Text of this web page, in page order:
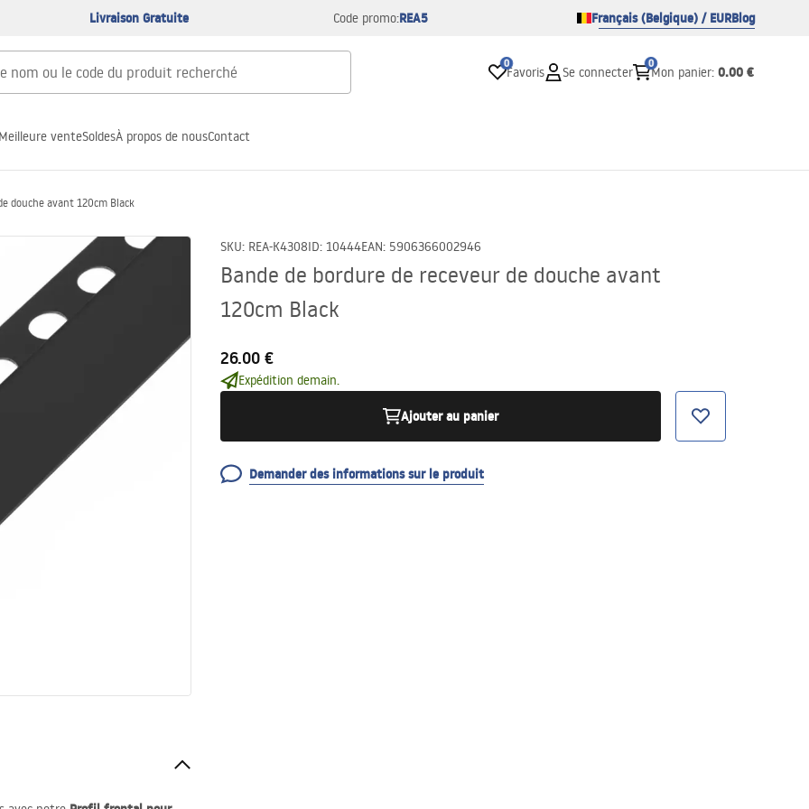
Livraison Gratuite Code promo:REA5 Français (Belgique) / EURBlog
0
Favoris Se connecter
0
Mon panier: 0.00 €
Meilleure venteSoldesÀ propos de nousContact
douche avant 120cm Black
SKU: REA-K4308ID: 10444EAN: 5906366002946
Bande de bordure de receveur de douche avant
120cm Black
26.00 €
Expédition demain.
Ajouter au panier
Demander des informations sur le produit